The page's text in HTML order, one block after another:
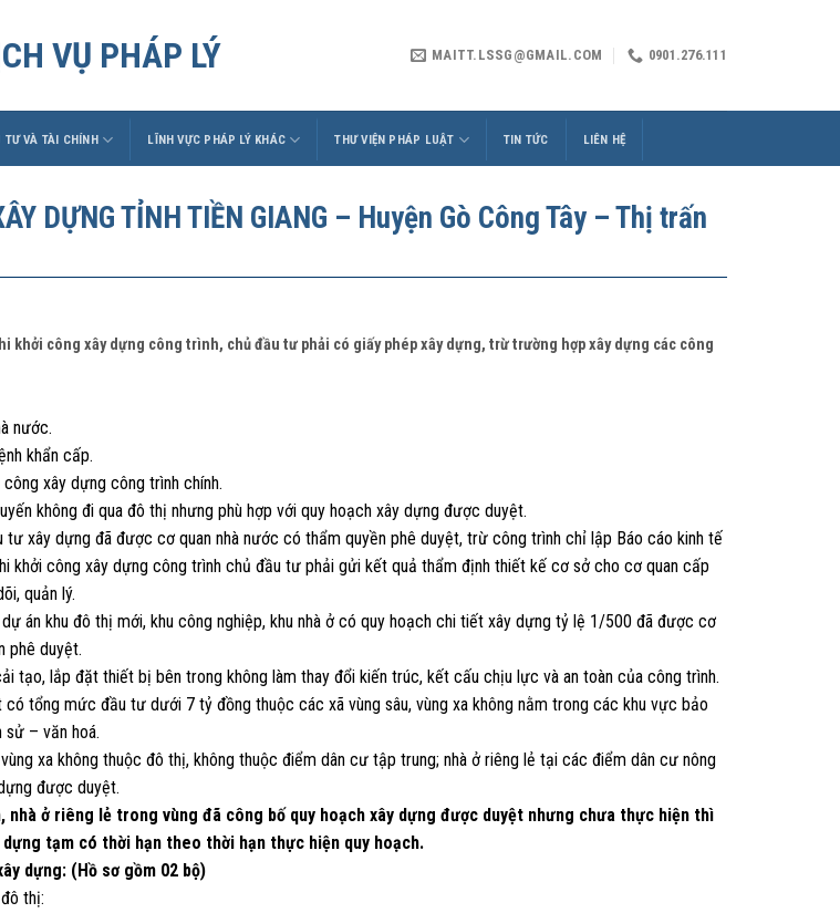
VỤ PHÁP LÝ MAITT.LSSG@GMAIL.COM 0901.276.111
TƯ VÀ TÀI CHÍNH LĨNH VỰC PHÁP LÝ KHÁC THƯ VIỆN PHÁP LUẬT TIN TỨC LIÊN HỆ
DỰNG TỈNH TIỀN GIANG – Huyện Gò Công Tây – Thị trấn
khởi công xây dựng công trình, chủ đầu tư phải có giấy phép xây dựng, trừ trường hợp xây dựng các công
nước.
khẩn cấp.
xây dựng công trình chính.
không đi qua đô thị nhưng phù hợp với quy hoạch xây dựng được duyệt.
tư xây dựng đã được cơ quan nhà nước có thẩm quyền phê duyệt, trừ công trình chỉ lập Báo cáo kinh tế
khởi công xây dựng công trình chủ đầu tư phải gửi kết quả thẩm định thiết kế cơ sở cho cơ quan cấp
quản lý.
án khu đô thị mới, khu công nghiệp, khu nhà ở có quy hoạch chi tiết xây dựng tỷ lệ 1/500 đã được cơ
phê duyệt.
tạo, lắp đặt thiết bị bên trong không làm thay đổi kiến trúc, kết cấu chịu lực và an toàn của công trình.
có tổng mức đầu tư dưới 7 tỷ đồng thuộc các xã vùng sâu, vùng xa không nằm trong các khu vực bảo
sử – văn hoá.
xa không thuộc đô thị, không thuộc điểm dân cư tập trung; nhà ở riêng lẻ tại các điểm dân cư nông
được duyệt.
nhà ở riêng lẻ trong vùng đã công bố quy hoạch xây dựng được duyệt nhưng chưa thực hiện thì
tạm có thời hạn theo thời hạn thực hiện quy hoạch.
dựng: (Hồ sơ gồm 02 bộ)
thị: